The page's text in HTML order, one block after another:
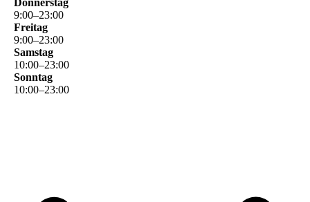
9:00–23:00
Freitag
9:00–23:00
Samstag
10:00–23:00
Sonntag
10:00–23:00